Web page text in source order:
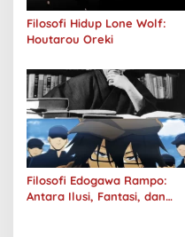
Filosofi Hidup Lone Wolf:
Houtarou Oreki
Filosofi Edogawa Rampo:
Antara Ilusi, Fantasi, dan